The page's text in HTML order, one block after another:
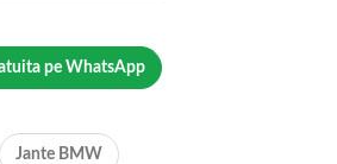
pe WhatsApp
Jante BMW